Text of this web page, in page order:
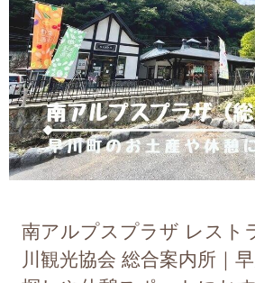
南アルプスプラザ レスト
川観光協会 総合案内所｜